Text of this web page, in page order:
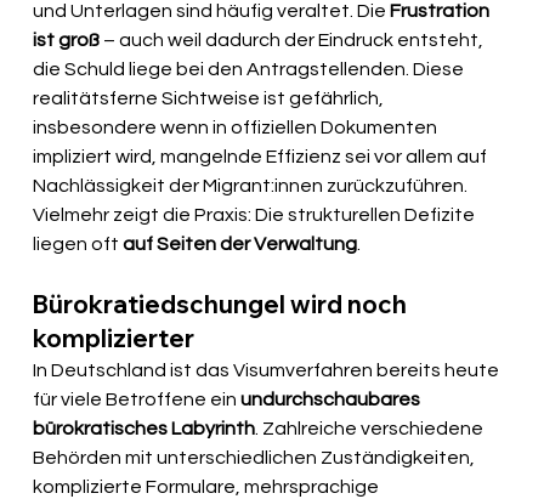
und Unterlagen sind häufig veraltet. Die Frustration
ist groß – auch weil dadurch der Eindruck entsteht,
die Schuld liege bei den Antragstellenden. Diese
realitätsferne Sichtweise ist gefährlich,
insbesondere wenn in offiziellen Dokumenten
impliziert wird, mangelnde Effizienz sei vor allem auf
Nachlässigkeit der Migrant:innen zurückzuführen.
Vielmehr zeigt die Praxis: Die strukturellen Defizite
liegen oft auf Seiten der Verwaltung
Bürokratiedschungel wird noch
komplizierter
In Deutschland ist das Visumverfahren bereits heute
für viele Betroffene ein undurchschaubares
bürokratisches Labyrinth . Zahlreiche verschiedene
Behörden mit unterschiedlichen Zuständigkeiten,
komplizierte Formulare, mehrsprachige